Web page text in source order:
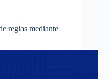
reglas mediante